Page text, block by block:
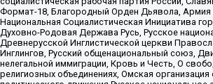
Формат-18, Благородный Орден Дьявола, Армия
Национальная Социалистическая Инициатива
Духовно-Родовая Держава Русь, Русское
Древнерусской Инглистической церкви
Инглингов, Русский общенациональный союз,
нелегальной иммиграции, Кровь и Честь, О
религиозных объединениях, Омская